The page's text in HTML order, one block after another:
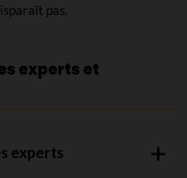
pas.
experts et
experts